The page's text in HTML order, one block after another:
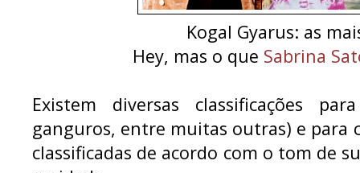
Kogal Gyarus: as
Hey, mas o que Sabrina
Existem diversas classificações
ganguros, entre muitas outras) e para
classificadas de acordo com o tom de